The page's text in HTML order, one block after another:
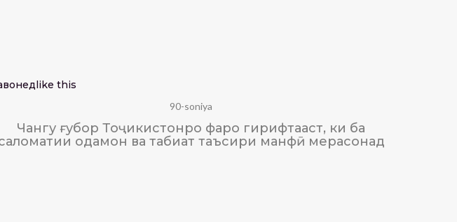
like this
90-soniya
Чангу ғубор Тоҷикистонро фаро гирифтааст, ки ба
одамон ва табиат таъсири манфӣ мерасонад